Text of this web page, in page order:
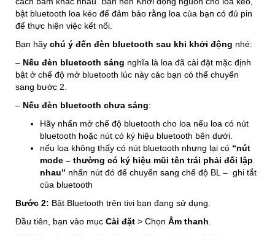
bật bluetooth loa kéo để đảm bảo rằng loa của bạn có đủ pin
để thực hiện việc kết nối.
Bạn hãy chú ý đến đèn bluetooth sau khi khởi động nhé:
– Nếu đèn bluetooth sáng nghĩa là loa đã cài đặt mặc định
bật ở chế độ mở bluetooth lúc này các bạn có thể chuyển
sang bước 2.
– Nếu đèn bluetooth chưa sáng:
Hãy nhấn mở chế độ bluetooth cho loa nếu loa có nút
bluetooth hoặc nút có ký hiệu bluetooth bên dưới.
nếu loa không thấy có nút bluetooth nhưng lại có “nút
mode – thường có ký hiệu mũi tên trái phải đối lập
nhau” nhấn nút đó để chuyển sang chế độ BL – ghi tắt
của bluetooth
Bước 2: Bật Bluetooth trên tivi bạn đang sử dụng.
Đầu tiên, bạn vào mục Cài đặt > Chọn Âm thanh